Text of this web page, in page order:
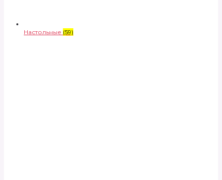
Настольные (59)